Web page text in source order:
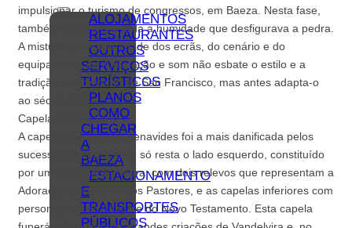
ALOJAMENTOS
RESTAURANTES
OUTROS
SERVIÇOS
TURÍSTICOS
PLANOS
COMO
CHEGAR
A
BAEZA
ESTACIONAMENTO
E
TRANSPORTES
PÚBLICOS
impulsionar o turismo de congressos, em Baeza. Nesta fase,
também se eliminou toda a humidade que desfigurava a pedra.
A mistura da modernidade dos ecrãs, do cenário e do
equipamento de iluminação e som não esbate o estilo e a
tradição do convento de San Francisco, mas antes adapta-o
ao século XXI.
Capela de Benavides
A capela maior ou de Benavides foi a mais danificada pelos
sucessivos infortúnios e só resta o lado esquerdo, constituído
por um retábulo de pedra, com dois relevos que representam a
Adoração dos Reis e dos Pastores, e as capelas inferiores com
personagens do Antigo e do Novo Testamento. Esta capela